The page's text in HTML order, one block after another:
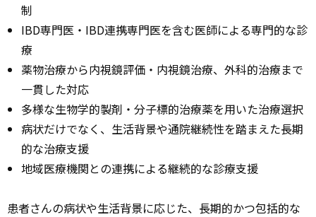
制
IBD専門医・IBD連携専門医を含む医師による専門的な診
療
薬物治療から内視鏡評価・内視鏡治療、外科的治療まで
一貫した対応
多様な生物学的製剤・分子標的治療薬を用いた治療選択
病状だけでなく、生活背景や通院継続性を踏まえた長期
的な治療支援
地域医療機関との連携による継続的な診療支援
患者さんの病状や生活背景に応じた、長期的かつ包括的な